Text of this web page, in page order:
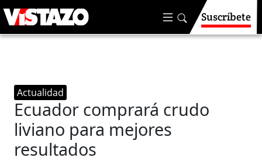
Suscríbete
Actualidad
Ecuador comprará crudo
liviano para mejores
resultados